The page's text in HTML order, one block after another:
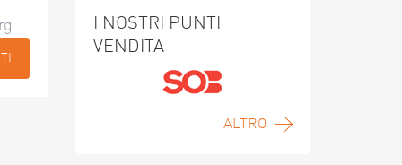
I NOSTRI PUNTI
VENDITA
ALTRO